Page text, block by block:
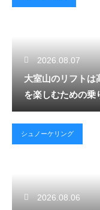
2026.08.07
大室山のリフトは
を楽しむための乗
シュノーケリング
2026.08.06